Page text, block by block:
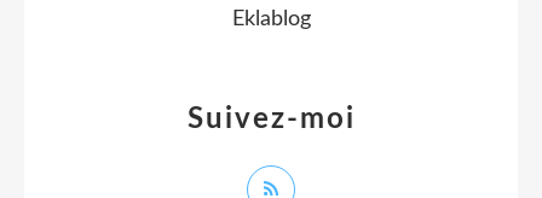
Suivez-moi
Eklablog